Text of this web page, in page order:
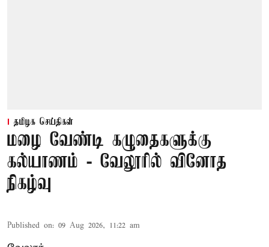
தமிழக செய்திகள்
மழை வேண்டி கழுதைகளுக்கு
கல்யாணம் - வேலூரில் வினோத
நிகழ்வு
Published on: 09 Aug 2026, 11:22 am